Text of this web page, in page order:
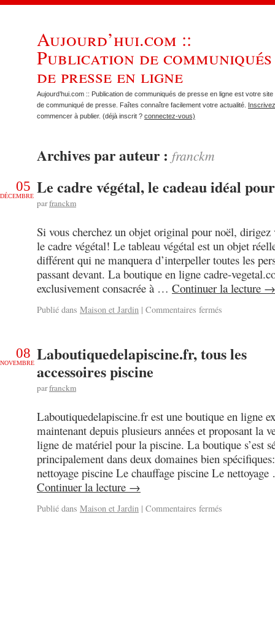
Aujourd’hui.com ::
Publication de communiqués
de presse en ligne
Aujourd’hui.com :: Publication de communiqués de presse en ligne est votre site
de communiqué de presse. Faîtes connaître facilement votre actualité.
commencer à publier. (déjà inscrit ? connectez-vous)
Archives par auteur : franckm
05
DÉCEMBRE Le cadre végétal, le cadeau idéal
parfranckm
Si vous cherchez un objet original pour noël, dirigez
le cadre végétal! Le tableau végétal est un objet
différent qui ne manquera d’interpeller toutes les
passant devant. La boutique en ligne cadre-
exclusivement consacrée à … Continuer la lecture →
Publié dans Maison et Jardin | Commentaires fermés
08
NOVEMBRE Laboutiquedelapiscine.fr, tous les
accessoires piscine
parfranckm
Laboutiquedelapiscine.fr est une boutique en ligne
maintenant depuis plusieurs années et proposant la
ligne de matériel pour la piscine. La boutique s’est
principalement dans deux domaines bien
nettoyage piscine Le chauffage piscine Le
Continuer la lecture →
Publié dans Maison et Jardin | Commentaires fermés